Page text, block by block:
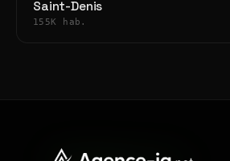
Saint-Denis
155K hab.